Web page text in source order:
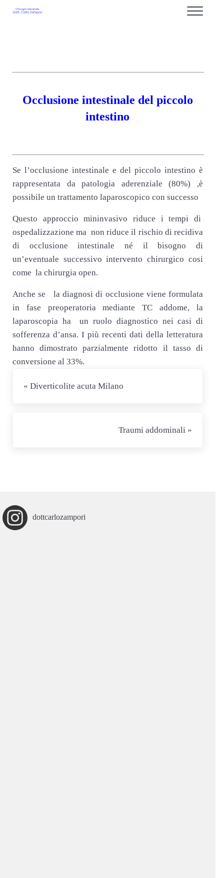
Passa al contenuto principale
Skip to after header navigation
Skip to site footer
Menu
Occlusione intestinale del piccolo
intestino
Se l’occlusione intestinale e del piccolo intestino è
rappresentata da patologia aderenziale (80%) ,è
possibile un trattamento laparoscopico con successo
Questo approccio mininvasivo riduce i tempi di
ospedalizzazione ma non riduce il rischio di recidiva
di occlusione intestinale né il bisogno di
un’eventuale successivo intervento chirurgico cosi
come la chirurgia open.
Anche se la diagnosi di occlusione viene formulata
in fase preoperatoria mediante TC addome, la
laparoscopia ha un ruolo diagnostico nei casi di
sofferenza d’ansa. I più recenti dati della letteratura
hanno dimostrato parzialmente ridotto il tasso di
conversione al 33%.
« Diverticolite acuta Milano
Traumi addominali »
dottcarlozampori